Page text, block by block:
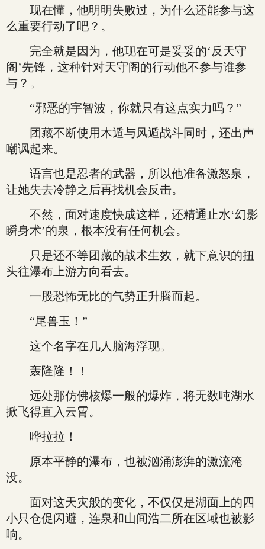
现在懂，他明明失败过，为什么还能参与这
么重要行动了吧？。
完全就是因为，他现在可是妥妥的‘反天守
阁’先锋，这种针对天守阁的行动他不参与谁参
与？。
“邪恶的宇智波，你就只有这点实力吗？”
团藏不断使用木遁与风遁战斗同时，还出声
嘲讽起来。
语言也是忍者的武器，所以他准备激怒泉，
让她失去冷静之后再找机会反击。
不然，面对速度快成这样，还精通止水‘幻影
瞬身术’的泉，根本没有任何机会。
只是还不等团藏的战术生效，就下意识的扭
头往瀑布上游方向看去。
一股恐怖无比的气势正升腾而起。
“尾兽玉！”
这个名字在几人脑海浮现。
轰隆隆！！
远处那仿佛核爆一般的爆炸，将无数吨湖水
掀飞得直入云霄。
哗拉拉！
原本平静的瀑布，也被汹涌澎湃的激流淹
没。
面对这天灾般的变化，不仅仅是湖面上的四
小只仓促闪避，连泉和山间浩二所在区域也被影
响。